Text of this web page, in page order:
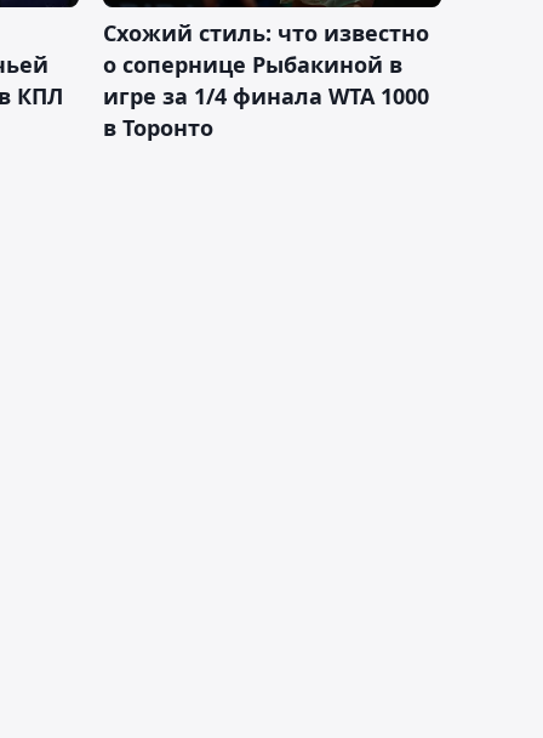
КПЛ
Схожий стиль: что известно
о сопернице Рыбакиной в
игре за 1/4 финала WTA 1000
в Торонто